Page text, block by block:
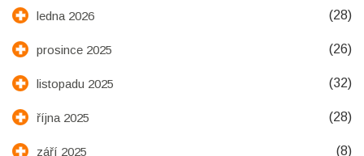
ledna 2026 (28)
prosince 2025 (26)
listopadu 2025 (32)
října 2025 (28)
září 2025 (8)